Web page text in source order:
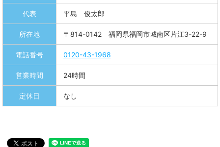
代表 平島 俊太郎
所在地 〒814-0142 福岡県福岡市城南区片江3-22-9
電話番号 0120-43-1968
営業時間 24時間
定休日 なし